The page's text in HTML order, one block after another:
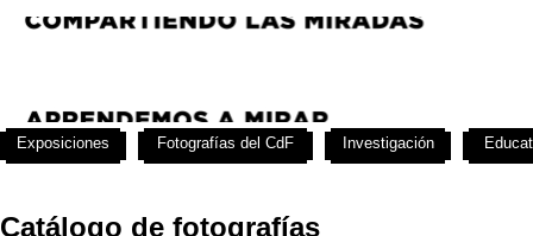
Catálogo de fotografías
Exposiciones Fotografías del CdF Investigación